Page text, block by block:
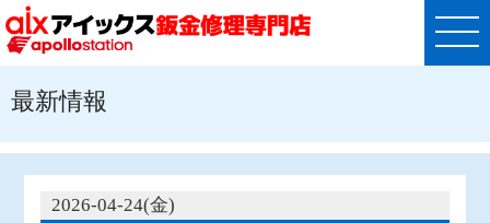
最新情報
2026-04-24(金)